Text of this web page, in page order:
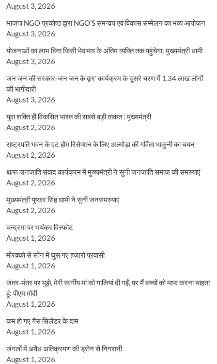
August 3, 2026
भाजपा NGO प्रकोष्ठ द्वारा NGO’S समन्वय एवं विकास सम्मेलन का भव्य आयोजन
August 3, 2026
योजनाओं का लाभ बिना किसी भेदभाव के अंतिम व्यक्ति तक पहुंचेगा: मुख्यमंत्री धामी
August 3, 2026
जन जन की सरकार-जन जन के द्वार’ कार्यक्रम के दूसरे चरण में 1.34 लाख लोगों
की भागीदारी
August 3, 2026
युवा शक्ति ही विकसित भारत की सबसे बड़ी ताकत : मुख्यमंत्री
August 2, 2026
राष्ट्रपति भवन के एट होम रिसेप्शन के लिए अल्मोड़ा की गर्विता भाकुनी का चयन
August 2, 2026
थारू जनजाति संवाद कार्यक्रम में मुख्यमंत्री ने सुनी जनजाति समाज की समस्याएं
August 2, 2026
मुख्यमंत्री पुष्कर सिंह धामी ने सुनीं जनसमस्याएं
August 2, 2026
चन्द्रमा पर भयंकर विस्फोट
August 1, 2026
मोरक्को से स्पेन में घुस गए हजारों प्रवासी
August 1, 2026
जंतर-मंतर पर मुझे, मेरी स्वर्गीय मां को गालियां दी गईं, पर मैं बच्चों को माफ करना चाहता
हूं: पीएम मोदी
August 1, 2026
कम हो गए गैस सिलेंडर के दाम
August 1, 2026
जंगलों में अवैध अतिक्रमण की ड्रोन से निगरानी
August 1, 2026